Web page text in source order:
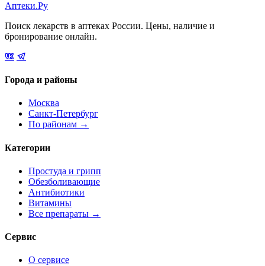
Аптеки.Ру
Поиск лекарств в аптеках России. Цены, наличие и
бронирование онлайн.
Города и районы
Москва
Санкт-Петербург
По районам →
Категории
Простуда и грипп
Обезболивающие
Антибиотики
Витамины
Все препараты →
Сервис
О сервисе